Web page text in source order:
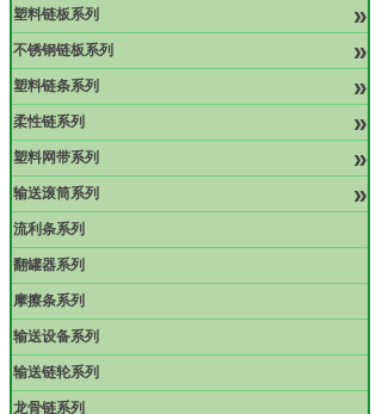
塑料链板系列 »
不锈钢链板系列 »
塑料链条系列 »
柔性链系列 »
塑料网带系列 »
输送滚筒系列 »
流利条系列
翻罐器系列
摩擦条系列
输送设备系列
输送链轮系列
龙骨链系列